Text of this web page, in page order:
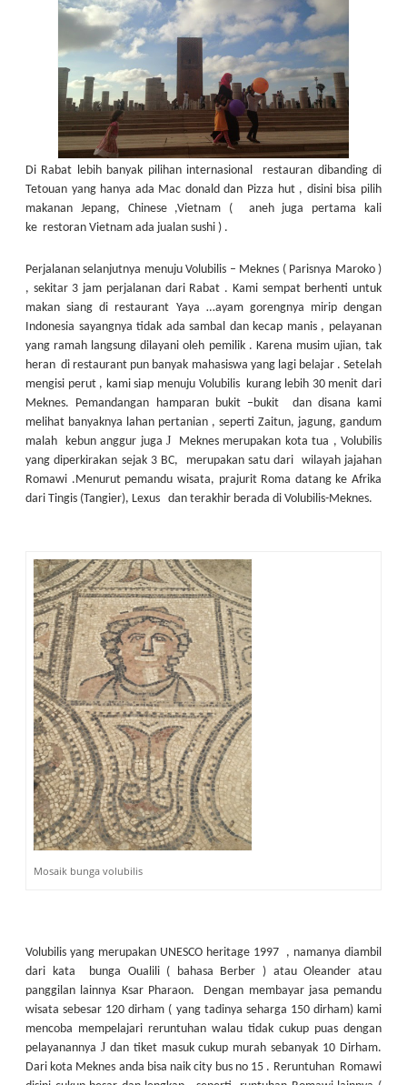
Di Rabat lebih banyak pilihan internasional restauran dibanding di
Tetouan yang hanya ada Mac donald dan Pizza hut , disini bisa pilih
makanan Jepang, Chinese ,Vietnam ( aneh juga pertama kali
ke restoran Vietnam ada jualan sushi ) .
Perjalanan selanjutnya menuju Volubilis – Meknes ( Parisnya Maroko )
, sekitar 3 jam perjalanan dari Rabat . Kami sempat berhenti untuk
makan siang di restaurant Yaya …ayam gorengnya mirip dengan
Indonesia sayangnya tidak ada sambal dan kecap manis , pelayanan
yang ramah langsung dilayani oleh pemilik . Karena musim ujian, tak
heran di restaurant pun banyak mahasiswa yang lagi belajar . Setelah
mengisi perut , kami siap menuju Volubilis kurang lebih 30 menit dari
Meknes. Pemandangan hamparan bukit –bukit dan disana kami
melihat banyaknya lahan pertanian , seperti Zaitun, jagung, gandum
malah kebun anggur jugaJ Meknes merupakan kota tua , Volubilis
yang diperkirakan sejak 3 BC, merupakan satu dari wilayah jajahan
Romawi .Menurut pemandu wisata, prajurit Roma datang ke Afrika
dari Tingis (Tangier), Lexus dan terakhir berada di Volubilis-Meknes.
Mosaik bunga volubilis
Volubilis yang merupakan UNESCO heritage 1997 , namanya diambil
dari kata bunga Oualili ( bahasa Berber ) atau Oleander atau
panggilan lainnya Ksar Pharaon. Dengan membayar jasa pemandu
wisata sebesar 120 dirham ( yang tadinya seharga 150 dirham) kami
mencoba mempelajari reruntuhan walau tidak cukup puas dengan
pelayanannya J dan tiket masuk cukup murah sebanyak 10 Dirham.
Dari kota Meknes anda bisa naik city bus no 15 . Reruntuhan Romawi